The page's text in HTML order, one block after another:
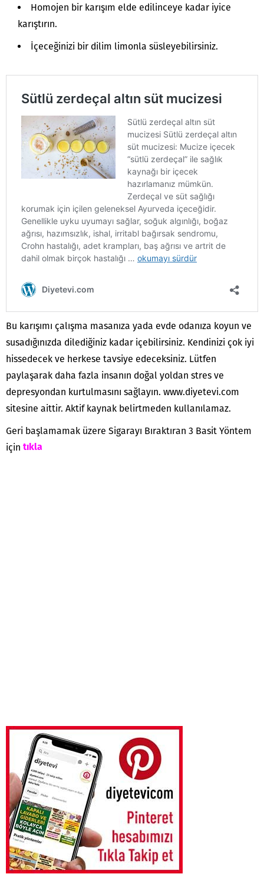
Homojen bir karışım elde edilinceye kadar iyice
karıştırın.
İçeceğinizi bir dilim limonla süsleyebilirsiniz.
Bu karışımı çalışma masanıza yada evde odanıza koyun ve
susadığınızda dilediğiniz kadar içebilirsiniz. Kendinizi çok iyi
hissedecek ve herkese tavsiye edeceksiniz. Lütfen
paylaşarak daha fazla insanın doğal yoldan stres ve
depresyondan kurtulmasını sağlayın. www.diyetevi.com
sitesine aittir. Aktif kaynak belirtmeden kullanılamaz.
Geri başlamamak üzere Sigarayı Bıraktıran 3 Basit Yöntem
için tıkla